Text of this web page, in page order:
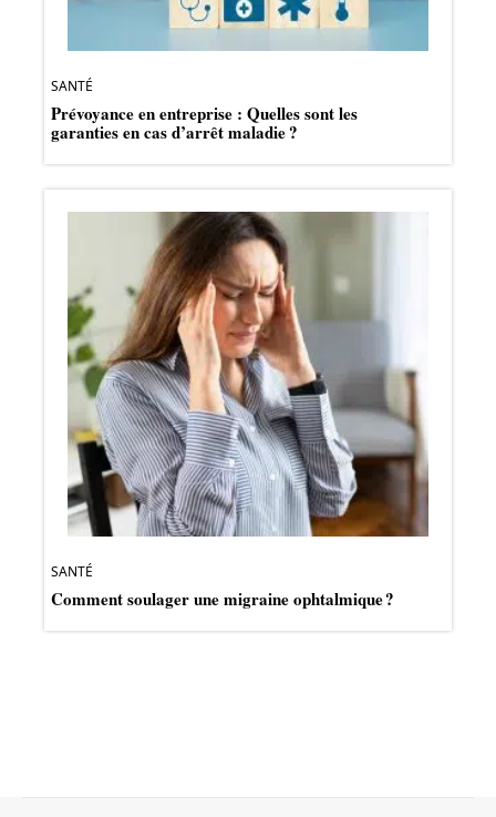
SANTÉ
Prévoyance en entreprise : Quelles sont les
garanties en cas d’arrêt maladie ?
SANTÉ
Comment soulager une migraine ophtalmique ?